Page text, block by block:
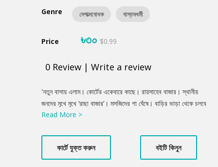
Genre দেশাত্মবোধক বাস্তবধর্মী
Price ৳৩০ $0.99
0 Review | Write a review
Product
Summery
‌'নতুন বাসায় এলাম। কোর্টের একেবারে কাছে। রায়সাহেব বাজার। স্থানীয়
জনদের মুখে মুখে ‘রাছা বাজার’। মসজিদের গা ঘেঁষে। বাড়ির ভাড়া থেকে চলবে
খয়খর্চা। ট্যাপ কলওয়ালা চাররুমের তখনকার আধুনিক ডিজাইনের বাড়ি। মাস
শহরের গল্প বলেছেন রাবেয়া খাতুন। শিশু বয়সে পরিবারের সঙ্গে এসেছিলেন।
বোঝার বয়স থেকে যা দেখেছেন, সেগুলোই তিনি বাক্যবন্দি করেছেন এই
গ্রন্থে।
Read More >
কার্টে যুক্ত করুন বইটি কিনুন